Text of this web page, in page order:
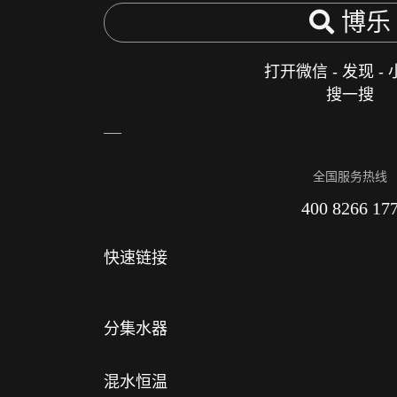
博乐
打开微信 - 发现 -
搜一搜
全国服务热线
400 8266
快速链接
分集水器
混水恒温